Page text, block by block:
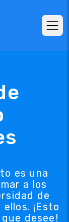
es una
a los
de
¡Esto
desee!